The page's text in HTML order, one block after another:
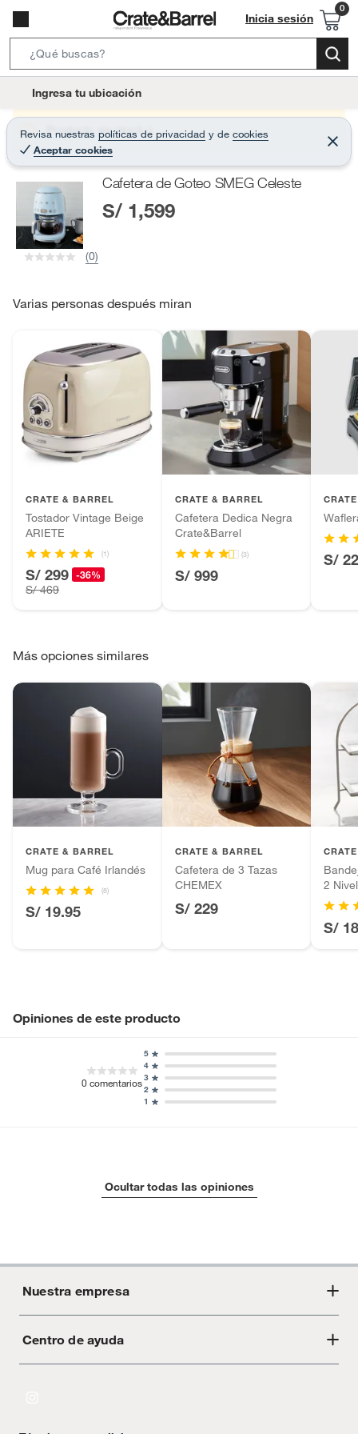
Inicia sesión
e
r
c
B
t
o
Ingresa tu ubicación
Revisa nuestras políticas de privacidad y de cookies
Aceptar cookies
C
e
r
Producto sin stock :(
Cafetera de Goteo SMEG Celeste
S/ 1,599
(0)
Varias personas después miran
CRATE & BARREL
Tostador Vintage Beige
ARIETE
(1)
S/ 299 -36%
S/ 469
CRATE & BARREL
Cafetera Dedica Negra
Crate&Barrel
(3)
S/ 999
S/
Más opciones similares
CRATE & BARREL
Mug para Café Irlandés
(8)
S/ 19.95
CRATE & BARREL
Cafetera de 3 Tazas
CHEMEX
S/ 229
2
S/
Opiniones de este producto
0comentarios
1
2
3
4
5
Ocultar todas las opiniones
Nuestra empresa
Acerca de Crate
Centro de ayuda